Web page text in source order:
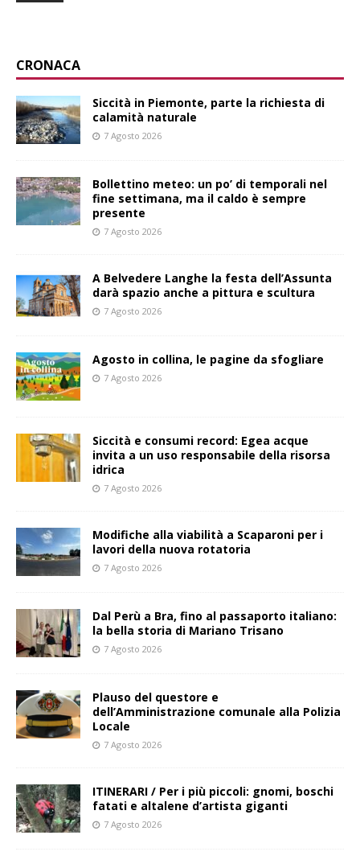
CRONACA
Siccità in Piemonte, parte la richiesta di
calamità naturale
7 Agosto 2026
Bollettino meteo: un po’ di temporali nel
fine settimana, ma il caldo è sempre
presente
7 Agosto 2026
A Belvedere Langhe la festa dell’Assunta
darà spazio anche a pittura e scultura
7 Agosto 2026
Agosto in collina, le pagine da sfogliare
7 Agosto 2026
Siccità e consumi record: Egea acque
invita a un uso responsabile della risorsa
idrica
7 Agosto 2026
Modifiche alla viabilità a Scaparoni per i
lavori della nuova rotatoria
7 Agosto 2026
​Dal Perù a Bra, fino al passaporto italiano:
la bella storia di Mariano Trisano
7 Agosto 2026
Plauso del questore e
dell’Amministrazione comunale alla Polizia
Locale
7 Agosto 2026
ITINERARI / Per i più piccoli: gnomi, boschi
fatati e altalene d’artista giganti
7 Agosto 2026